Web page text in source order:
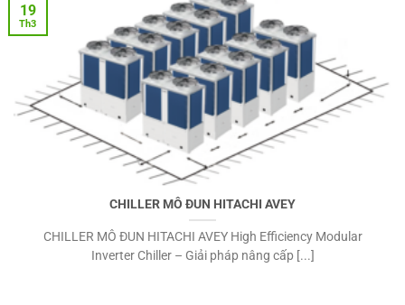
CHILLER MÔ ĐUN HITACHI AVEY
CHILLER MÔ ĐUN HITACHI AVEY High Efficiency Modular
Inverter Chiller – Giải pháp nâng cấp [...]
19
Th3